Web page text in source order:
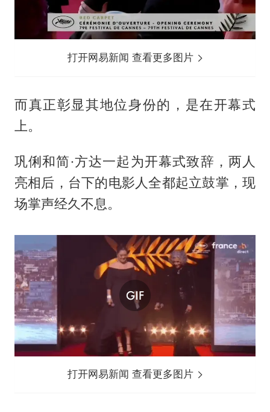
打开网易新闻 查看更多图片
而真正彰显其地位身份的，是在开幕式
上。
巩俐和简·方达一起为开幕式致辞，两人
亮相后，台下的电影人全都起立鼓掌，现
场掌声经久不息。
打开网易新闻 查看更多图片